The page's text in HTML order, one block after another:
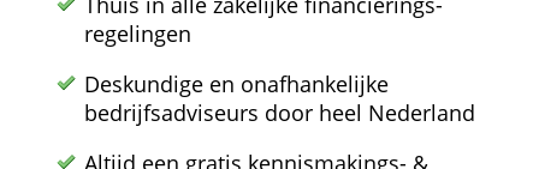
regelingen
Deskundige en onafhankelijke
bedrijfsadviseurs door heel Nederland
Altijd een gratis kennismakings- &